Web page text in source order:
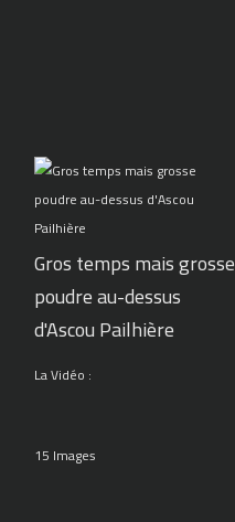
Gros temps mais grosse
poudre au-dessus
d'Ascou Pailhière
La Vidéo :
15 Images